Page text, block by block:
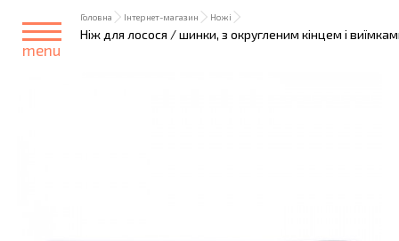
menu
Головна Інтернет-магазин Ножі
Ніж для лосося / шинки, з округленим кінцем і